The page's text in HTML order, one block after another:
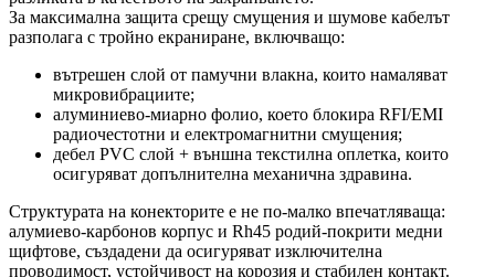
За максимална защита срещу смущения и шумове кабелът
разполага с тройно екраниране, включващо:
вътрешен слой от памучни влакна, които намаляват
микровибрациите;
алуминиево‑миарно фолио, което блокира RFI/EMI
радиочестотни и електромагнитни смущения;
дебел PVC слой + външна текстилна оплетка, които
осигуряват допълнителна механична здравина.
Структурата на конекторите е не по-малко впечатляваща:
алумиево‑карбонов корпус и Rh45 родий‑покрити медни
щифтове, създадени да осигуряват изключителна
проводимост, устойчивост на корозия и стабилен контакт.